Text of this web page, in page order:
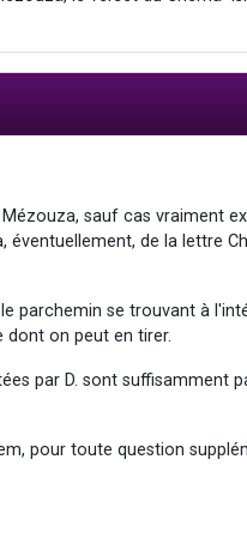
sauf cas vraiment
éventuellement, de la lettre
parchemin se trouvant à
dont on peut en tirer.
par D. sont suffisamment
pour toute question